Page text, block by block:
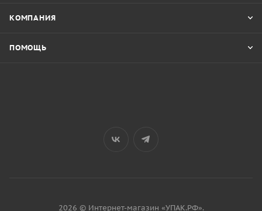
КОМПАНИЯ
ПОМОЩЬ
2026 © Интернет-магазин «УПАК.РФ».